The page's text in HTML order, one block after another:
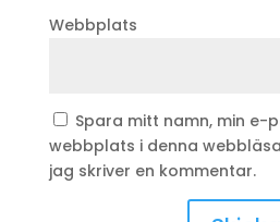
Webbplats
Spara mitt namn, min e-
webbplats i denna
jag skriver en kommentar.